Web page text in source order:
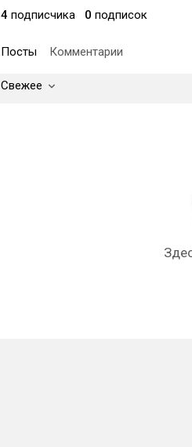
4 подписчика 0 подписок
Посты Комментарии
Свежее